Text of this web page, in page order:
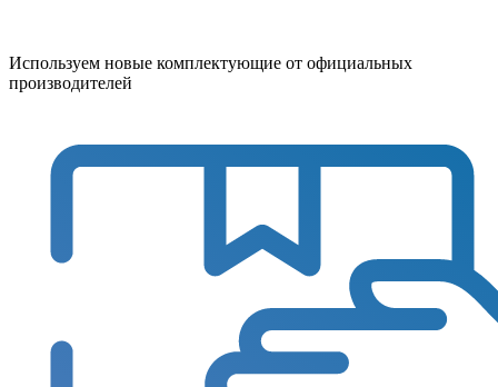
Используем новые комплектующие от официальных
производителей